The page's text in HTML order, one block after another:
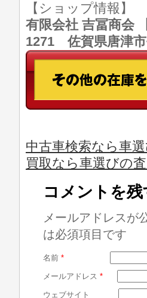
【ショップ情報】
有限会社 吉冨商会
1271 佐賀県唐津
中古車検索なら車
買取なら車選びの
コメントを残
メールアドレスが
は必須項目です
名前 *
メールアドレス *
ウェブサイト